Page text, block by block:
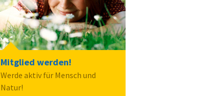
Mitglied werden!
Werde aktiv für Mensch und
Natur!